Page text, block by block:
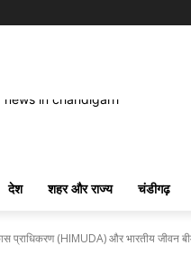
देश शहर और राज्य चंडीगढ़
प्राधिकरण (HIMUDA) और भारतीय जीवन